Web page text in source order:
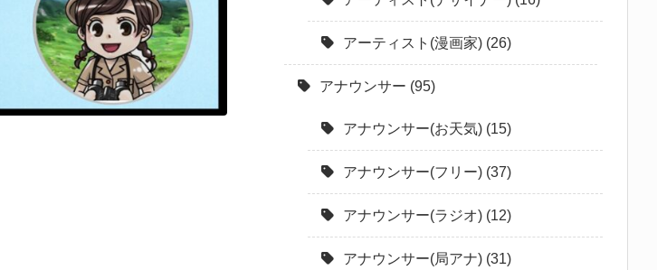
アーティスト(漫画家) (26)
アナウンサー (95)
アナウンサー(お天気) (15)
アナウンサー(フリー) (37)
アナウンサー(ラジオ) (12)
アナウンサー(局アナ) (31)